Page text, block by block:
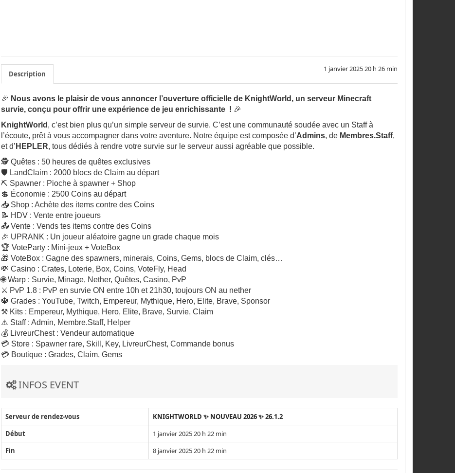
1 janvier 2025 20 h 26 min
Description
🎉 Nous avons le plaisir de vous annoncer l’ouverture officielle de KnightWorld , un serveur Minecraft
survie, conçu pour offrir une expérience de jeu enrichissante ! 🎉
KnightWorld , c’est bien plus qu’un simple serveur de survie. C’est une communauté soudée avec un Staff à
l’écoute, prêt à vous accompagner dans votre aventure. Notre équipe est composée d’Admins, de Membres.Staff,
et d’ HEPLER, tous dédiés à rendre votre survie sur le serveur aussi agréable que possible.
🕵️ Quêtes : 50 heures de quêtes exclusives
🛡️ LandClaim : 2000 blocs de Claim au départ
⛏️ Spawner : Pioche à spawner + Shop
💲 Économie : 2500 Coins au départ
📥 Shop : Achète des items contre des Coins
📝 HDV : Vente entre joueurs
📤 Vente : Vends tes items contre des Coins
🎉 UPRANK : Un joueur aléatoire gagne un grade chaque mois
🏆 VoteParty : Mini-jeux + VoteBox
🎁 VoteBox : Gagne des spawners, minerais, Coins, Gems, blocs de Claim, clés…
💸 Casino : Crates, Loterie, Box, Coins, VoteFly, Head
🌐 Warp : Survie, Minage, Nether, Quêtes, Casino, PvP
⚔️ PvP 1.8 : PvP en survie ON entre 10h et 21h30, toujours ON au nether
🔱 Grades : YouTube, Twitch, Empereur, Mythique, Hero, Elite, Brave, Sponsor
⚒️ Kits : Empereur, Mythique, Hero, Elite, Brave, Survie, Claim
⚠️ Staff : Admin, Membre.Staff, Helper
💰 LivreurChest : Vendeur automatique
💳 Store : Spawner rare, Skill, Key, LivreurChest, Commande bonus
💳 Boutique : Grades, Claim, Gems
INFOS EVENT
Serveur de rendez-vous
KNIGHTWORLD ✨ NOUVEAU 2026 ✨ 26.1.2
Début
1 janvier 2025 20 h 22 min
Fin
8 janvier 2025 20 h 22 min